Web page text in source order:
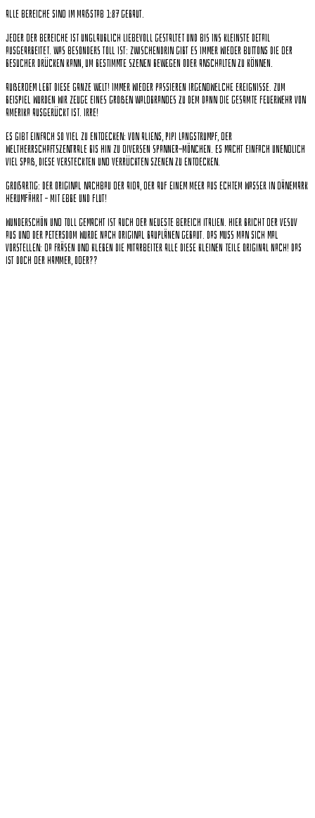
Alle Bereiche sind im Maßstab 1:87 gebaut.
Jeder der Bereiche ist unglaublich liebevoll gestaltet und bis ins kleinste Detail
ausgearbeitet. Was besonders toll ist: zwischendrin gibt es immer wieder Buttons die der
Besucher drücken kann, um bestimmte Szenen bewegen oder anschalten zu können.
Außerdem lebt diese ganze Welt! Immer wieder passieren irgendwelche Ereignisse. Zum
Beispiel wurden wir Zeuge eines großen Waldbrandes zu dem dann die gesamte Feuerwehr von
Amerika ausgerückt ist. Irre!
Es gibt einfach so viel zu entdecken: Von Aliens, Pipi Langstrumpf, der
Weltherrschaftszentrale bis hin zu diversen Spanner-Mönchen. Es macht einfach unendlich
viel Spaß, diese versteckten und verrückten Szenen zu entdecken.
Großartig: Der original Nachbau der Aida, der auf einem Meer aus echtem Wasser in Dänemark
herumfährt – mit Ebbe und Flut!
Wunderschön und toll gemacht ist auch der neueste Bereich Italien. Hier bricht der Vesuv
aus und der Petersdom wurde nach original Bauplänen gebaut. Das muss man sich mal
vorstellen: Da fräsen und kleben die Mitarbeiter alle diese kleinen Teile original nach! Das
ist doch der Hammer, oder??